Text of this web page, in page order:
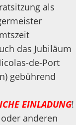
als
das Jubiläum
de-Port
gebührend
EINLADUNG!
anderen